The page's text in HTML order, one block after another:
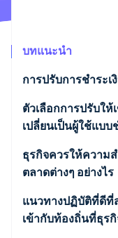
Stripe
ดูว่า Stripe กำลั
AI อย่างไร
รับชมเลย
บทแนะนำ
การปรับการชําระ
ตัวเลือกการปรับใ
เปลี่ยนเป็นผู้ใช้แบ
การรวมวิธีการชํา
การตั้งราคาในสกุล
การใช้การแปลภา
ธุรกิจควรให้ความ
ตลาดต่างๆ อย่างไร
เริ่มต้นด้วยข้อมูลที่
จับคู่ความพยายาม
แนวทางปฏิบัติที่ดีที่
เข้ากับท้องถิ่นที่ธุร